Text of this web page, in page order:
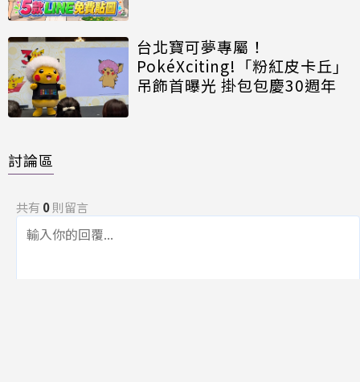
台北寶可夢專屬！
PokéXciting!「粉紅皮卡丘」
吊飾首曝光 掛包包慶30週年
討論區
共有 0則留言